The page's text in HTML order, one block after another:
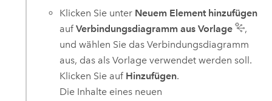
Klicken Sie unter Neuem Element hinzufügen
aufVerbindungsdiagramm aus Vorlage
,
und wählen Sie das Verbindungsdiagramm
aus, das als Vorlage verwendet werden soll.
Klicken Sie auf Hinzufügen.
Die Inhalte eines neuen